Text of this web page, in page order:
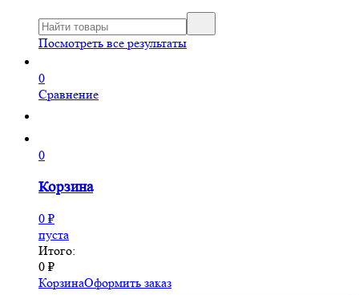
Посмотреть все результаты
0
Сравнение
0
Корзина
0 ₽
пуста
Итого:
0 ₽
КорзинаОформить заказ